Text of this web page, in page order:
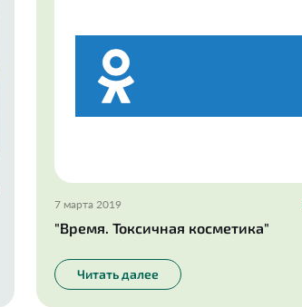
7 марта 2019
"Время. Токсичная косметика"
Читать далее